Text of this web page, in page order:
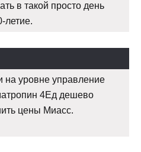
в такой просто день
летие.
на уровне управление
4Ед дешево
цены Миасс.